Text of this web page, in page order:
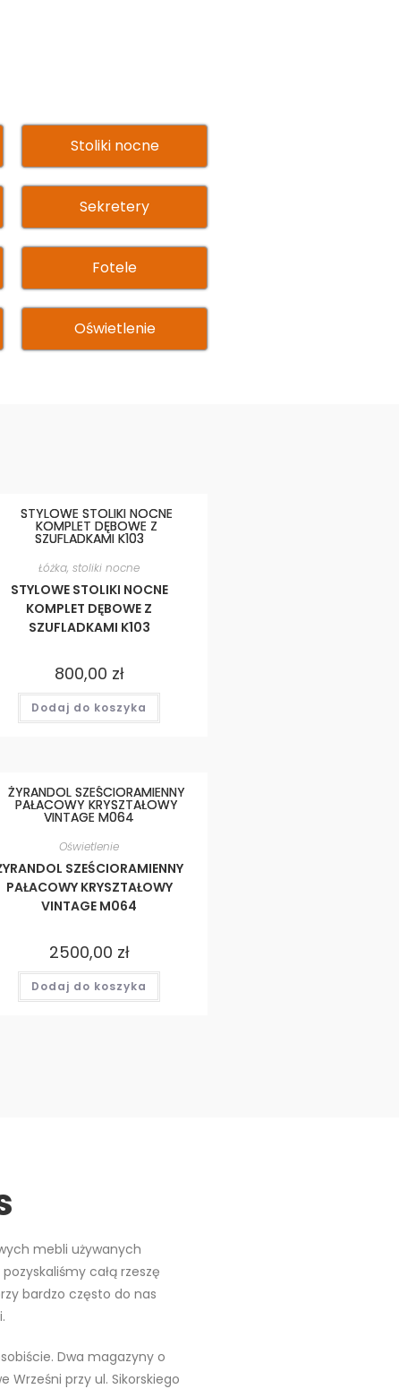
Stoliki nocne
Sekretery
Fotele
Oświetlenie
Łóżka, stoliki nocne
STYLOWE STOLIKI NOCNE
KOMPLET DĘBOWE Z
SZUFLADKAMI K103
800,00 zł
Dodaj do koszyka
Oświetlenie
SZEŚCIORAMIENNY
PAŁACOWY KRYSZTAŁOWY
VINTAGE M064
2500,00 zł
Dodaj do koszyka
mebli używanych
całą rzeszę
bardzo często do nas
Dwa magazyny o
Wrześni przy ul. Sikorskiego